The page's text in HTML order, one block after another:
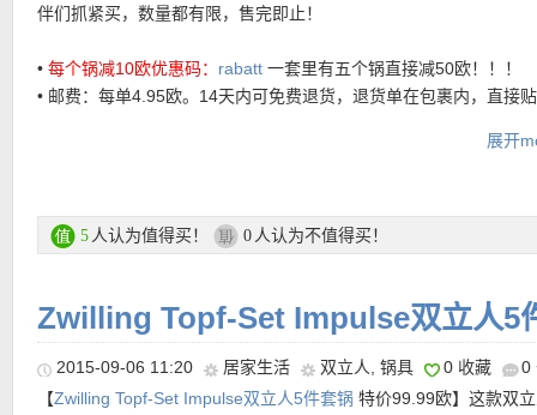
常实用，采用特殊配方的不锈钢，持握舒适，家中厨房都应该备有
Zwilling中式菜刀特价链接在此
亚马逊同款售价179欧链接在此
伴们抓紧买，数量都有限，售完即止！
• 每个锅减10欧优惠码： rabatt 一套里有五个锅直接减50欧！！！
• 邮费：每单4.95欧。14天内可免费退货，退货单在包裹内，直接
• 付款方式：信用卡、giropay、PayPal、Rechnung账单、
活动链接在这里
展开
5 人认为值得买！ 0 人认为不值得买！
Zwilling Topf-Set Impulse双立人5
2015-09-06 11:20 居家生活 双立人 锅具 0 收藏
0
【Zwilling Topf-Set Impulse双立人5件套锅 特价99.99欧】这款双